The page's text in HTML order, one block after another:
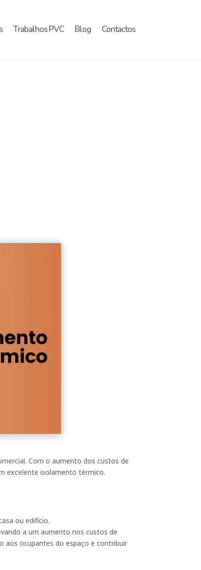
Trabalhos PVC Blog Contactos
Com o aumento dos custos de
excelente isolamento térmico.
ou edifício.
a um aumento nos custos de
aos ocupantes do espaço e contribuir